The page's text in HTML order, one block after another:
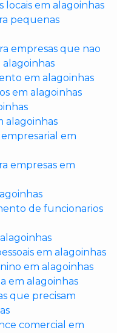
locais em alagoinhas
pequenas
empresas que nao
em alagoinhas
em alagoinhas
alagoinhas
em
empresas em
de funcionarios
em alagoinhas
em alagoinhas
em alagoinhas
que precisam
comercial em